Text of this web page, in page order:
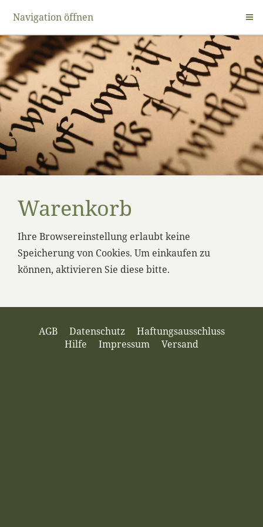
Navigation öffnen
Warenkorb
Ihre Browsereinstellung erlaubt keine
Speicherung von Cookies. Um einkaufen zu
können, aktivieren Sie diese bitte.
AGB Datenschutz
Haftungsausschluss
Hilfe
Impressum Versand